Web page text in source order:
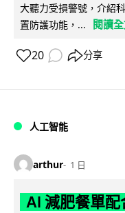
大聽力受損警號，介紹
置防護功能，...
閱讀
20 分享
人工智能
arthur 1 日
AI 減肥餐單